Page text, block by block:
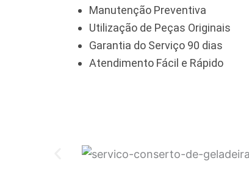
Manutenção Preventiva
Utilização de Peças Originais
Garantia do Serviço 90 dias
Atendimento Fácil e Rápido